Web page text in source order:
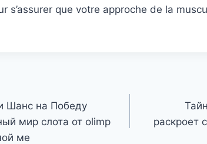
s’assurer que votre approche de la
Шанс на Победу
мир слота от olimp
ме
раскроет